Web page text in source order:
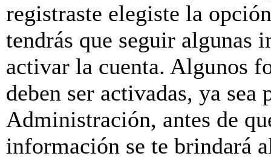
registraste elegiste la
tendrás que seguir algunas
activar la cuenta. Algunos
deben ser activadas, ya
Administración, antes de
información se te brindará